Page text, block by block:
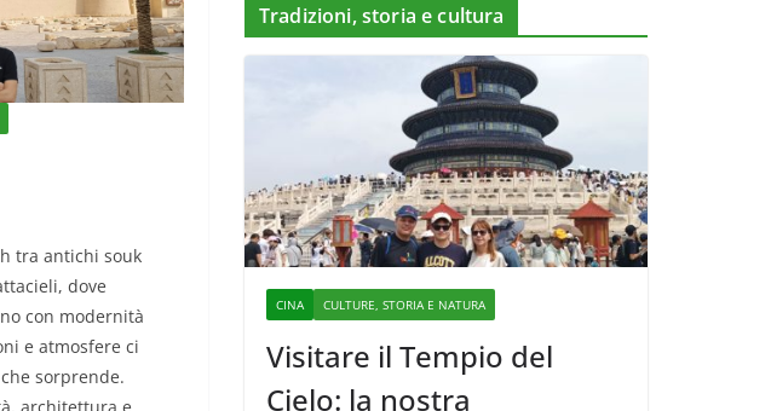
tra antichi souk
dove
con modernità
e atmosfere ci
sorprende.
Tradizioni, storia e cultura
CINA CULTURE, STORIA E NATURA
Visitare il Tempio del
Cielo: la nostra